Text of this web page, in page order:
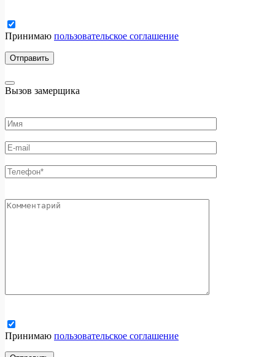
Принимаю пользовательское соглашение
Вызов замерщика
Принимаю пользовательское соглашение